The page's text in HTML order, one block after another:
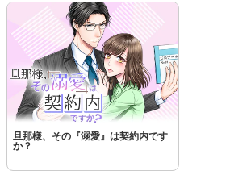
旦那様、その『溺愛』は契約内です
か？